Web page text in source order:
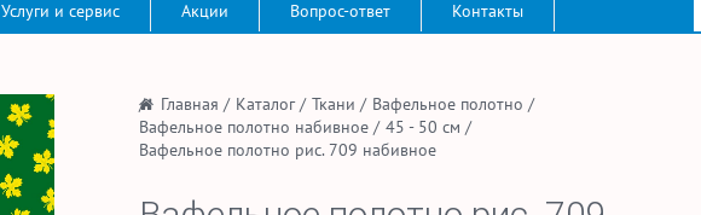
Услуги и сервис Акции Вопрос-ответ Контакты
/ Главная / Каталог/ Ткани / Вафельное полотно /
Вафельное полотно набивное/ 45 - 50 см /
Вафельное полотно рис. 709 набивное